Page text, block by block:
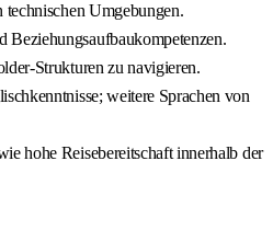
Umgebungen.
Beziehungsaufbaukompetenzen.
zu navigieren.
weitere Sprachen von
hohe Reisebereitschaft innerhalb der